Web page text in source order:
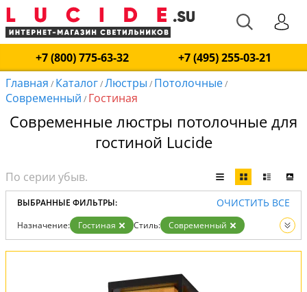
+7 (800) 775-63-32
+7 (495) 255-03-21
Главная / Каталог/Люстры / Потолочные/
Современный / Гостиная
Современные люстры потолочные для
гостиной Lucide
ВЫБРАННЫЕ ФИЛЬТРЫ: ОЧИСТИТЬ ВСЕ
Назначение: Гостиная Стиль:
Современный
Тип:
Потолочные Вид: Люстры